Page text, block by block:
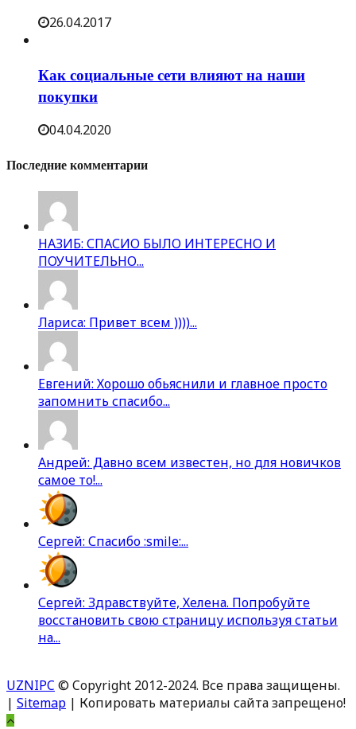
26.04.2017
Как социальные сети влияют на наши
покупки
04.04.2020
Последние комментарии
НАЗИБ: СПАСИО БЫЛО ИНТЕРЕСНО И
ПОУЧИТЕЛЬНО...
Лариса: Привет всем ))))...
Евгений: Хорошо обьяснили и главное просто
запомнить спасибо...
Андрей: Давно всем известен, но для новичков
самое то!...
Сергей: Спасибо :smile:...
Сергей: Здравствуйте, Хелена. Попробуйте
восстановить свою страницу используя статьи
на...
UZNIPC © Copyright 2012-2024. Все права защищены.
| Sitemap | Копировать материалы сайта запрещено!
Вверх